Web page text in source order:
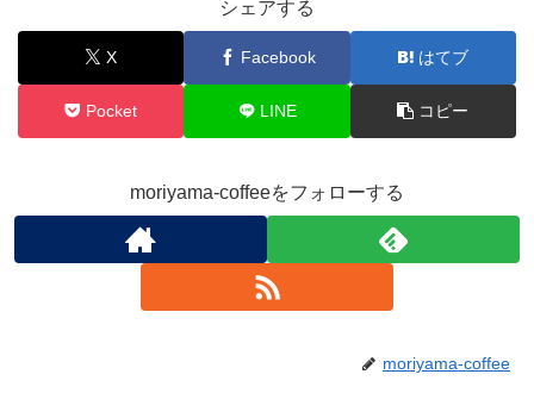
シェアする
X Facebook はてブ
Pocket LINE コピー
moriyama-coffeeをフォローする
moriyama-coffee